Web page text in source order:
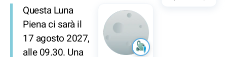
Questa Luna
Piena ci sarà il
17 agosto 2027,
alle 09.30. Una